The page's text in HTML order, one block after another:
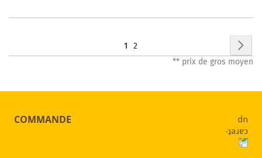
SOUHAITS
Page
Vous
1 Page
2
** prix de gros moyen
COMMANDE